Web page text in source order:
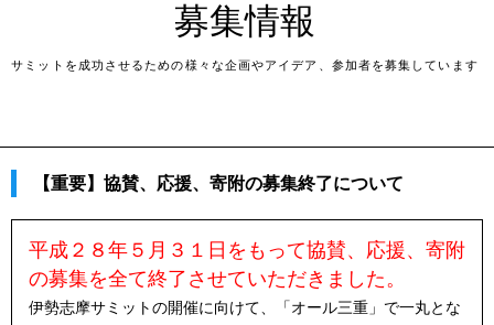
募集情報
サミットを成功させるための様々な企画やアイデア、参加者を募集しています
【重要】協賛、応援、寄附の募集終了について
平成２８年５月３１日をもって協賛、応援、寄附
の募集を全て終了させていただきました。
伊勢志摩サミットの開催に向けて、「オール三重」で一丸とな